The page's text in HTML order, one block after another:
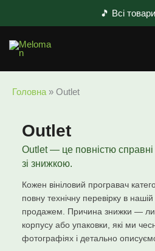
🎵 Всі
Головна » Outlet
Outlet
Outlet — це повністю справні
зі знижкою.
Кожен вініловий програвач
повну технічну перевірку в
продажем. Причина знижки —
корпусу або упаковки, які ми
фотографіях і детально